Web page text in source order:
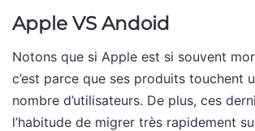
Apple VS Andoid
Notons que si Apple est si souvent
c’est parce que ses produits touchent
nombre d’utilisateurs. De plus, ces
l’habitude de migrer très rapidement